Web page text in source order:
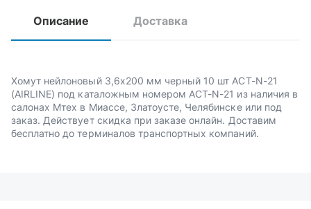
Описание Доставка
Хомут нейлоновый 3,6х200 мм черный 10 шт ACT-N-21
(AIRLINE) под каталожным номером ACT-N-21 из наличия в
салонах Мтех в Миассе, Златоусте, Челябинске или под
заказ. Действует скидка при заказе онлайн. Доставим
бесплатно до терминалов транспортных компаний.